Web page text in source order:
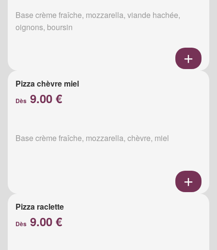
Base crème fraîche, mozzarella, viande hachée,
oignons, boursin
Pizza chèvre miel
Dès 9.00 €
Base crème fraîche, mozzarella, chèvre, miel
Pizza raclette
Dès 9.00 €